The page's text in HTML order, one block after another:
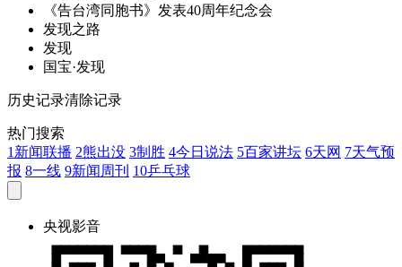
《告台湾同胞书》 发表40周年纪念会
发现之路
发现
国宝·发现
历史记录清除记录
热门搜索
1 新闻联播 2熊出没 3制胜 4今日说法 5百家讲坛 6天网 7天气预
报 8一线 9新闻周刊 10乒乓球
央视影音